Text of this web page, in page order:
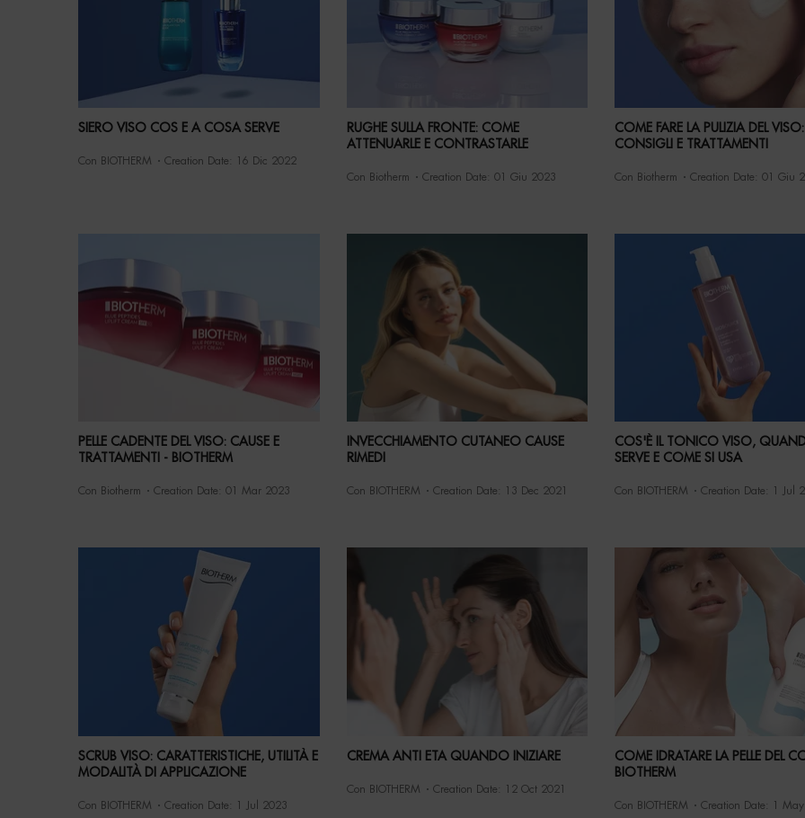
SIERO VISO COS E A COSA SERVE
Con BIOTHERM Creation Date: 16 Dic 2022
RUGHE SULLA FRONTE: COME
ATTENUARLE E CONTRASTARLE
Con Biotherm Creation Date: 01 Giu 2023
COME FARE LA PULIZIA DEL VISO:
CONSIGLI E TRATTAMENTI
Con Biotherm Creation Date:01 Giu
PELLE CADENTE DEL VISO: CAUSE E
TRATTAMENTI - BIOTHERM
Con Biotherm Creation Date:01 Mar 2023
INVECCHIAMENTO CUTANEO CAUSE
RIMEDI
Con BIOTHERM Creation Date: 13 Dec 2021
COS'È IL TONICO VISO,
SERVE E COME SI USA
Con BIOTHERM Creation Date: 1 Jul
SCRUB VISO: CARATTERISTICHE, UTILITÀ E
MODALITÀ DI APPLICAZIONE
Con BIOTHERM Creation Date: 1 Jul 2023
CREMA ANTI ETA QUANDO INIZIARE
Con BIOTHERM Creation Date: 12 Oct 2021
COME IDRATARE LA PELLE DEL
BIOTHERM
Con BIOTHERM Creation Date: 1